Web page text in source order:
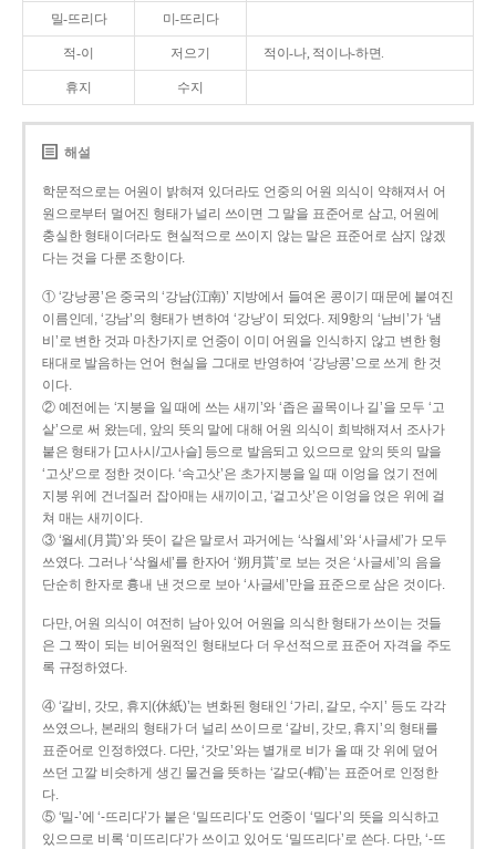
밀-뜨리다 미-뜨리다
적-이 저으기 적이-나, 적이나-하면.
휴지 수지
해설
학문적으로는 어원이 밝혀져 있더라도 언중의 어원 의식이 약해져서 어
원으로부터 멀어진 형태가 널리 쓰이면 그 말을 표준어로 삼고, 어원에
충실한 형태이더라도 현실적으로 쓰이지 않는 말은 표준어로 삼지 않겠
다는 것을 다룬 조항이다.
① ‘강낭콩’은 중국의 ‘강남(江南)’ 지방에서 들여온 콩이기 때문에 붙여진
이름인데, ‘강남’의 형태가 변하여 ‘강낭’이 되었다. 제9항의 ‘남비’가 ‘냄
비’로 변한 것과 마찬가지로 언중이 이미 어원을 인식하지 않고 변한 형
태대로 발음하는 언어 현실을 그대로 반영하여 ‘강낭콩’으로 쓰게 한 것
이다.
② 예전에는 ‘지붕을 일 때에 쓰는 새끼’와 ‘좁은 골목이나 길’을 모두 ‘고
샅’으로 써 왔는데, 앞의 뜻의 말에 대해 어원 의식이 희박해져서 조사가
붙은 형태가 [고사시/고사슬] 등으로 발음되고 있으므로 앞의 뜻의 말을
‘고삿’으로 정한 것이다. ‘속고삿’은 초가지붕을 일 때 이엉을 얹기 전에
지붕 위에 건너질러 잡아매는 새끼이고, ‘겉고삿’은 이엉을 얹은 위에 걸
쳐 매는 새끼이다.
③ ‘월세(月貰)’와 뜻이 같은 말로서 과거에는 ‘삭월세’와 ‘사글세’가 모두
쓰였다. 그러나 ‘삭월세’를 한자어 ‘朔月貰’로 보는 것은 ‘사글세’의 음을
단순히 한자로 흉내 낸 것으로 보아 ‘사글세’만을 표준으로 삼은 것이다.
다만, 어원 의식이 여전히 남아 있어 어원을 의식한 형태가 쓰이는 것들
은 그 짝이 되는 비어원적인 형태보다 더 우선적으로 표준어 자격을 주도
록 규정하였다.
④ ‘갈비, 갓모, 휴지(休紙)’는 변화된 형태인 ‘가리, 갈모, 수지’ 등도 각각
쓰였으나, 본래의 형태가 더 널리 쓰이므로 ‘갈비, 갓모, 휴지’의 형태를
표준어로 인정하였다. 다만, ‘갓모’와는 별개로 비가 올 때 갓 위에 덮어
쓰던 고깔 비슷하게 생긴 물건을 뜻하는 ‘갈모(-帽)’는 표준어로 인정한
다.
⑤ ‘밀-’에 ‘-뜨리다’가 붙은 ‘밀뜨리다’도 언중이 ‘밀다’의 뜻을 의식하고
있으므로 비록 ‘미뜨리다’가 쓰이고 있어도 ‘밀뜨리다’로 쓴다. 다만, ‘-뜨